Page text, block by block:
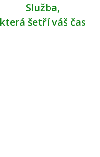
Služba,
která šetří váš čas